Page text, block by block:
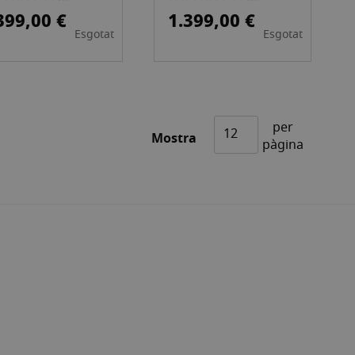
AZUL
€
Esgotat
ANAMORFICO AZUL
1.399,00 €
Esgotat
Mostra
per
pàgina